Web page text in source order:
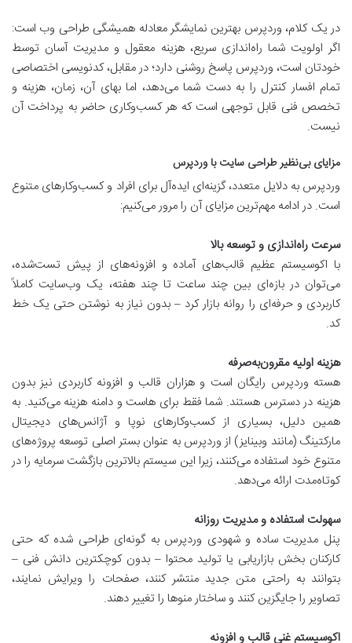
در یک کلام، وردپرس بهترین نمایشگر معادله همیشگی طراحی وب است:
اگر اولویت شما راه‌اندازی سریع، هزینه معقول و مدیریت آسان توسط
خودتان است، وردپرس پاسخ روشنی دارد؛ در مقابل، کدنویسی اختصاصی
تمام افسار کنترل را به دست شما می‌دهد، اما بهای آن، زمان، هزینه و
تخصص فنی قابل توجهی است که هر کسب‌وکاری حاضر به پرداخت آن
نیست.
مزایای بی‌نظیر طراحی سایت با وردپرس
وردپرس به دلایل متعدد، گزینه‌ای ایده‌آل برای افراد و کسب‌وکارهای متنوع
است. در ادامه مهم‌ترین مزایای آن را مرور می‌کنیم:
سرعت راه‌اندازی و توسعه بالا
با اکوسیستم عظیم قالب‌های آماده و افزونه‌های از پیش تست‌شده،
می‌توان در بازه‌ای بین چند ساعت تا چند هفته، یک وب‌سایت کاملاً
کاربردی و حرفه‌ای را روانه بازار کرد – بدون نیاز به نوشتن حتی یک خط
کد.
هزینه اولیه مقرون‌به‌صرفه
هسته وردپرس رایگان است و هزاران قالب و افزونه کاربردی نیز بدون
هزینه در دسترس هستند. شما فقط برای هاست و دامنه هزینه می‌کنید. به
همین دلیل، بسیاری از کسب‌وکارهای نوپا و آژانس‌های دیجیتال
مارکتینگ (مانند وبینایز) از وردپرس به عنوان بستر اصلی توسعه پروژه‌های
متنوع خود استفاده می‌کنند، زیرا این سیستم بالاترین بازگشت سرمایه را در
کوتاه‌مدت ارائه می‌دهد.
سهولت استفاده و مدیریت روزانه
پنل مدیریت ساده و شهودی وردپرس به گونه‌ای طراحی شده که حتی
کارکنان بخش بازاریابی یا تولید محتوا – بدون کوچکترین دانش فنی –
بتوانند به راحتی متن جدید منتشر کنند، صفحات را ویرایش نمایند،
تصاویر را جایگزین کنند و ساختار منوها را تغییر دهند.
اکوسیستم غنی قالب و افزونه